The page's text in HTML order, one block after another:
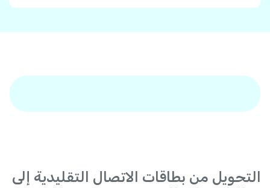
التحويل من بطاقات الاتصال التقليدية إلى